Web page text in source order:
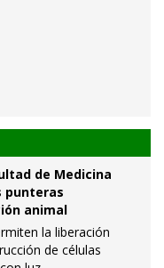
de Medicina
punteras
animal
la liberación
de células